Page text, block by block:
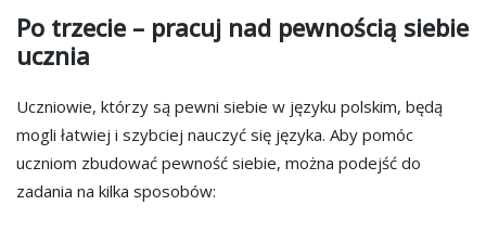
Po trzecie – pracuj nad pewnością siebie
ucznia
Uczniowie, którzy są pewni siebie w języku polskim, będą
mogli łatwiej i szybciej nauczyć się języka. Aby pomóc
uczniom zbudować pewność siebie, można podejść do
zadania na kilka sposobów: